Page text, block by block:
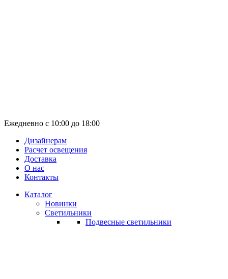
Ежедневно с 10:00 до 18:00
Дизайнерам
Расчет освещения
Доставка
О нас
Контакты
Каталог
Новинки
Светильники
Подвесные светильники